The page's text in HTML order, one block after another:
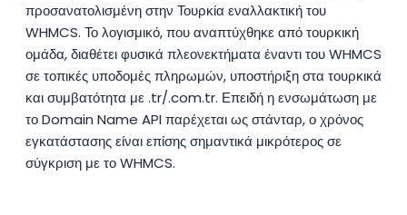
προσανατολισμένη στην Τουρκία εναλλακτική του
WHMCS. Το λογισμικό, που αναπτύχθηκε από τουρκική
ομάδα, διαθέτει φυσικά πλεονεκτήματα έναντι του WHMCS
σε τοπικές υποδομές πληρωμών, υποστήριξη στα τουρκικά
και συμβατότητα με .tr/.com.tr. Επειδή η ενσωμάτωση με
το Domain Name API παρέχεται ως στάνταρ, ο χρόνος
εγκατάστασης είναι επίσης σημαντικά μικρότερος σε
σύγκριση με το WHMCS.